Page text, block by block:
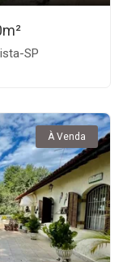
SP
À Venda